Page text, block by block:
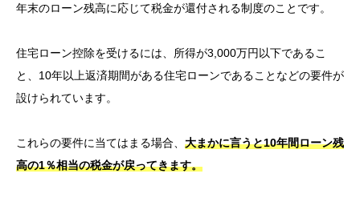
年末のローン残高に応じて税金が還付される制度のことです。
住宅ローン控除を受けるには、所得が3,000万円以下であるこ
と、10年以上返済期間がある住宅ローンであることなどの要件が
設けられています。
これらの要件に当てはまる場合、 大まかに言うと10年間ローン残
高の1％相当の税金が戻ってきます。